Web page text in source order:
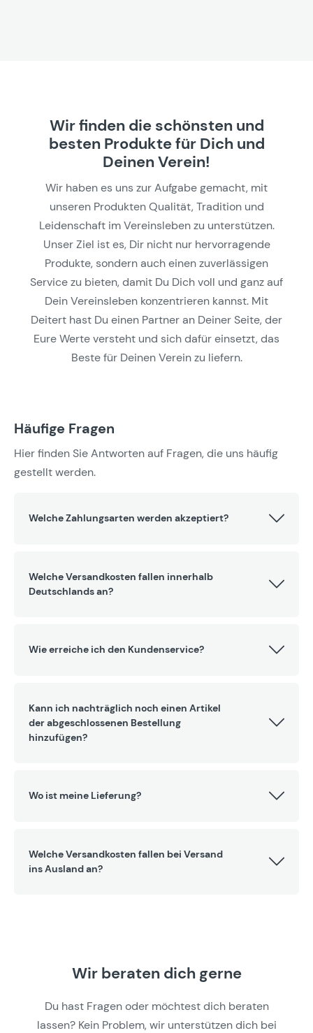
Wir finden die schönsten und
besten Produkte für Dich und
Deinen Verein!
Wir haben es uns zur Aufgabe gemacht, mit
unseren Produkten Qualität, Tradition und
Leidenschaft im Vereinsleben zu unterstützen.
Unser Ziel ist es, Dir nicht nur hervorragende
Produkte, sondern auch einen zuverlässigen
Service zu bieten, damit Du Dich voll und ganz auf
Dein Vereinsleben konzentrieren kannst. Mit
Deitert hast Du einen Partner an Deiner Seite, der
Eure Werte versteht und sich dafür einsetzt, das
Beste für Deinen Verein zu liefern.
Häufige Fragen
Hier finden Sie Antworten auf Fragen, die uns häufig
gestellt werden.
Welche Zahlungsarten werden akzeptiert?
Welche Versandkosten fallen innerhalb
Deutschlands an?
Wie erreiche ich den Kundenservice?
Kann ich nachträglich noch einen Artikel
der abgeschlossenen Bestellung
hinzufügen?
Wo ist meine Lieferung?
Welche Versandkosten fallen bei Versand
ins Ausland an?
Wir beraten dich gerne
Du hast Fragen oder möchtest dich beraten
lassen? Kein Problem, wir unterstützen dich bei